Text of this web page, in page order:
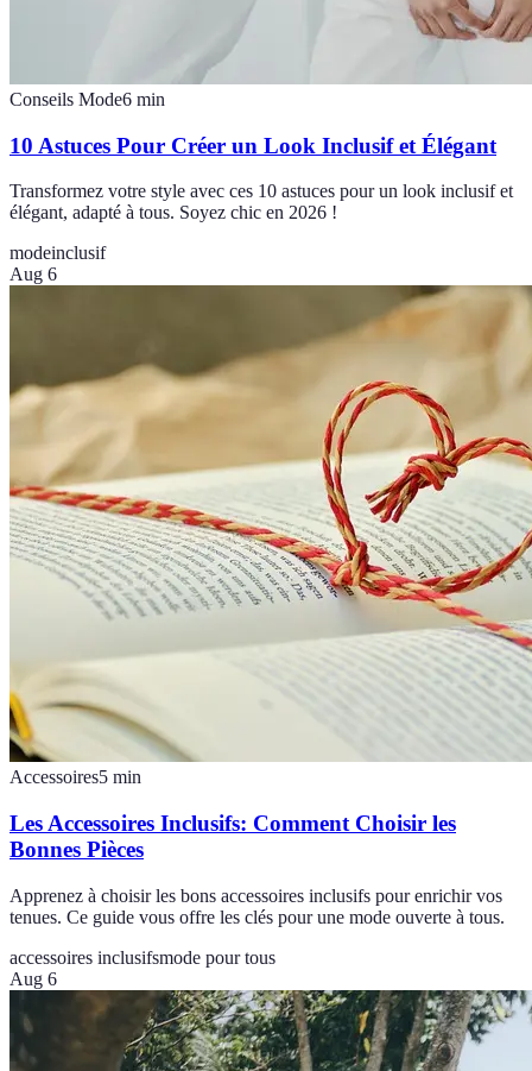
Conseils Mode6 min
10 Astuces Pour Créer un Look Inclusif et Élégant
Transformez votre style avec ces 10 astuces pour un look inclusif et
élégant, adapté à tous. Soyez chic en 2026 !
modeinclusif
Aug 6
Accessoires5 min
Les Accessoires Inclusifs: Comment Choisir les
Bonnes Pièces
Apprenez à choisir les bons accessoires inclusifs pour enrichir vos
tenues. Ce guide vous offre les clés pour une mode ouverte à tous.
accessoires inclusifsmode pour tous
Aug 6